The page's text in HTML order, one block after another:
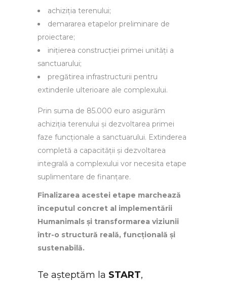
achiziția terenului;
demararea etapelor preliminare de
proiectare;
inițierea construcției primei unități a
sanctuarului;
pregătirea infrastructurii pentru
extinderile ulterioare ale complexului.
Prin suma de 85.000 euro asigurăm
achiziția terenului și dezvoltarea primei
faze funcționale a sanctuarului. Extinderea
completă a capacității și dezvoltarea
integrală a complexului vor necesita etape
suplimentare de finanțare.
Finalizarea acestei etape marchează
începutul concret al implementării
Humanimals și transformarea viziunii
într-o structură reală, funcțională și
sustenabilă.
Te așteptăm la START,